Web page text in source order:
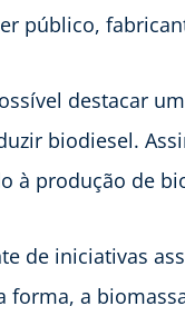
público,
destacar
biodiesel.
à produção de
de iniciativas
forma, a